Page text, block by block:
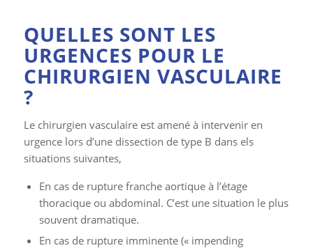
QUELLES SONT LES
URGENCES POUR LE
CHIRURGIEN VASCULAIRE
?
Le chirurgien vasculaire est amené à intervenir en
urgence lors d’une dissection de type B dans els
situations suivantes,
En cas de rupture franche aortique à l’étage
thoracique ou abdominal. C’est une situation le plus
souvent dramatique.
En cas de rupture imminente (« impending